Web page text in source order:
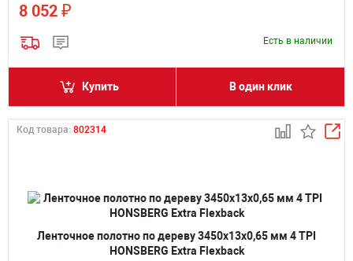
8 052 ₽
Есть в наличии
Купить В один клик
Код товара: 802314
Ленточное полотно по дереву 3450х13х0,65 мм 4 TPI
HONSBERG Extra Flexback